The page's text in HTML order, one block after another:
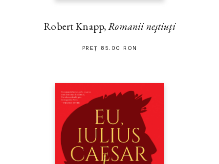
Robert Knapp,Romanii neştiuţi
PREȚ 85.00 RON